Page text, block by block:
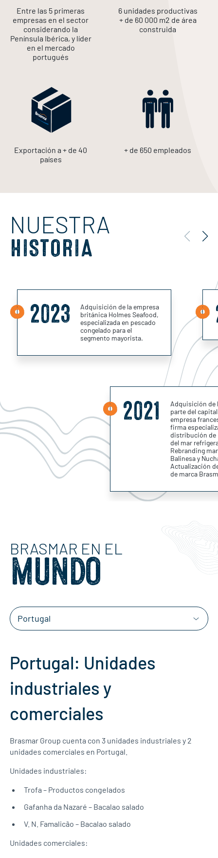
Entre las 5 primeras
empresas en el sector
considerando la
Península Ibérica, y líder
en el mercado
portugués
6 unidades productivas
+ de 60 000 m2 de área
construida
Exportación a + de 40
países
+ de 650 empleados
NUESTRA
HISTORIA
2023
Adquisición de la empresa
británica Holmes Seafood,
especializada en pescado
congelado para el
segmento mayorista.
2021
Adquisición de
parte del
empresa
firma
distribución de
del mar
Rebranding
Balinesa y
Actualización
de marca
BRASMAR EN EL
MUNDO
Portugal: Unidades
industriales y
comerciales
Brasmar Group cuenta con 3 unidades industriales y 2
unidades comerciales en Portugal.
Unidades industriales:
Trofa – Productos congelados
Gafanha da Nazaré – Bacalao salado
V. N. Famalicão – Bacalao salado
Unidades comerciales: